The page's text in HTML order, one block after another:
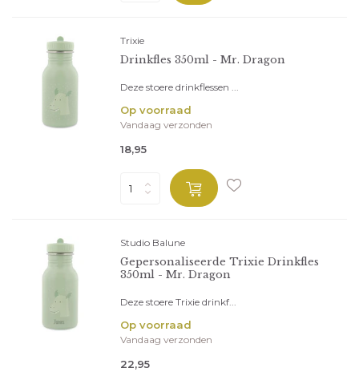
Trixie
Drinkfles 350ml - Mr. Dragon
Deze stoere drinkflessen ...
Op voorraad
Vandaag verzonden
18,95
Studio Balune
Gepersonaliseerde Trixie Drinkfles
350ml - Mr. Dragon
Deze stoere Trixie drinkf...
Op voorraad
Vandaag verzonden
22,95